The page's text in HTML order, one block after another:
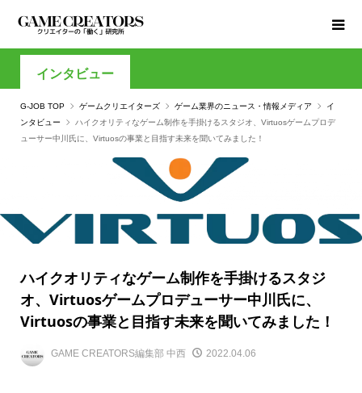
インタビュー
G-JOB TOP ゲームクリエイターズ ゲーム業界のニュース・情報メディア
イ
ンタビュー
ハイクオリティなゲーム制作を手掛けるスタジオ、Virtuosゲームプロデ
ューサー中川氏に、Virtuosの事業と目指す未来を聞いてみました！
ハイクオリティなゲーム制作を手掛けるスタジ
オ、Virtuosゲームプロデューサー中川氏に、
Virtuosの事業と目指す未来を聞いてみました！
GAME CREATORS編集部 中西 2022.04.06